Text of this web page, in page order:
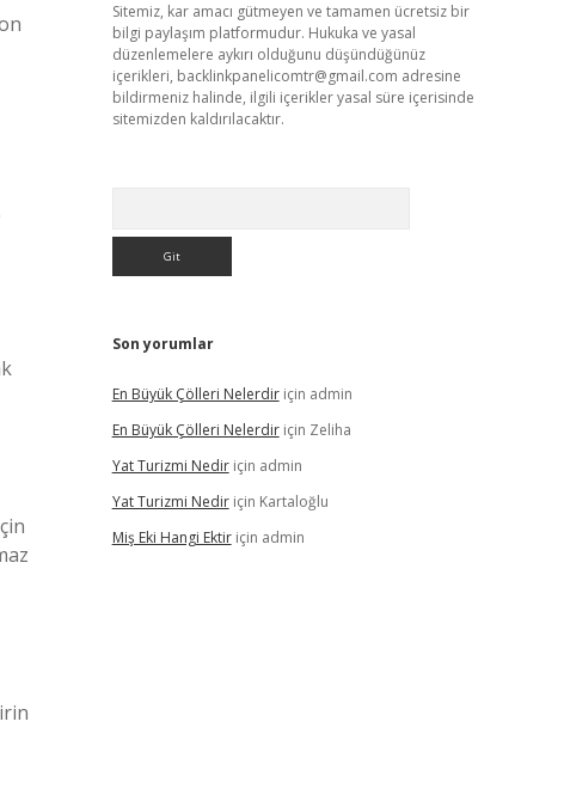
Sitemiz, kar amacı gütmeyen ve tamamen ücretsiz bir
bilgi paylaşım platformudur. Hukuka ve yasal
düzenlemelere aykırı olduğunu düşündüğünüz
içerikleri, backlinkpanelicomtr@gmail.com adresine
bildirmeniz halinde, ilgili içerikler yasal süre içerisinde
sitemizden kaldırılacaktır.
Son yorumlar
En Büyük Çölleri Nelerdiriçin admin
En Büyük Çölleri Nelerdiriçin Zeliha
Yat Turizmi Nediriçin admin
Yat Turizmi Nediriçin Kartaloğlu
Miş Eki Hangi Ektiriçin admin